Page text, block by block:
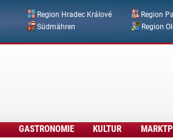
Region Hradec Králové Region
Südmähren Region
GASTRONOMIE KULTUR